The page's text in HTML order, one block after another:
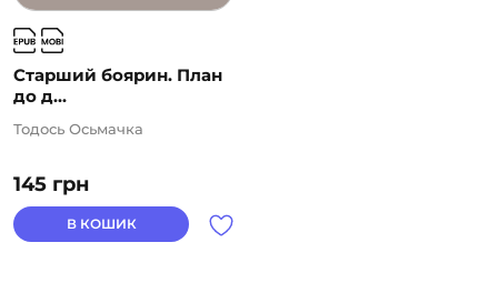
Старший боярин. План
до д...
145 грн
Тодось Осьмачка
В КОШИК